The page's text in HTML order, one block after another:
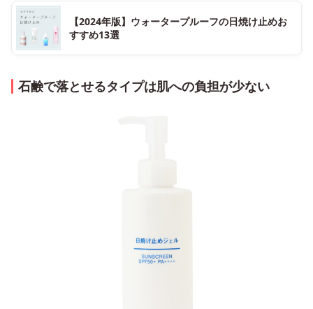
【2024年版】ウォータープルーフの日焼け止めお
すすめ13選
石鹸で落とせるタイプは肌への負担が少ない